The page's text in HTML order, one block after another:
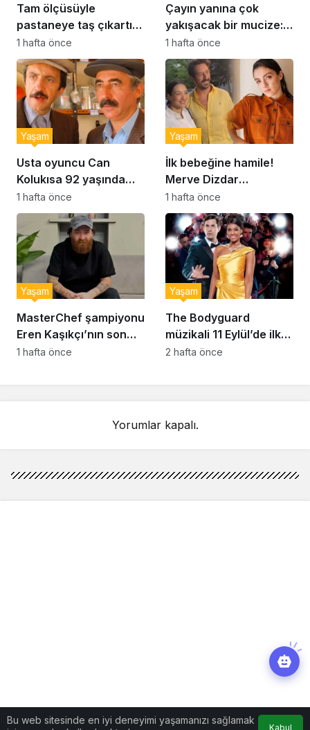
Tam ölçüsüyle
pastaneye taş çıkartır:
Şekerpare tarifi
1 hafta önce
Çayın yanına çok
yakışacak bir mucize:
Brownie tadında ıslak
kurabiye tarifi…
1 hafta önce
Usta oyuncu Can
Kolukısa 92 yaşında
hayatını kaybetti
Yaşam
1 hafta önce
İlk bebeğine hamile!
Merve Dizdar
sessizliğini bozdu: ‘İsim
bulmak çok zor’
Yaşam
1 hafta önce
MasterChef şampiyonu
Eren Kaşıkçı’nın son
anlarındaki kahreden
Yaşam
1 hafta önce
The Bodyguard
müzikali 11 Eylül’de ilk
kez Türkiye’de
Yaşam
2 hafta önce
Yorumlar kapalı.
Bu web sitesinde en iyi deneyimi yaşamanızı sağlamak
Kabul